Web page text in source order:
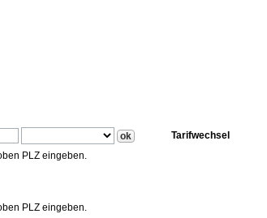
Tarifwechsel
PLZ eingeben.
PLZ eingeben.